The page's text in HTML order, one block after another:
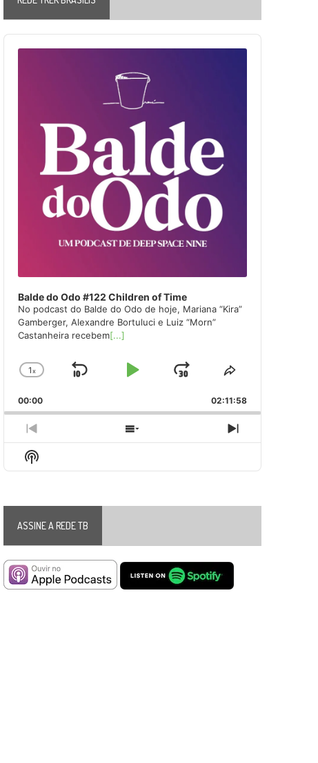
Audio
Player
Balde do Odo #122 Children of Time
No podcast do Balde do Odo de hoje, Mariana “Kira”
Gamberger, Alexandre Bortuluci e Luiz “Morn”
Castanheira recebem[...]
Change
Rate
1x
Skip
Play
Jump
Forward
Share
Episode
00:00 02:11:58
Previous
Episode
Show
Next
Show
Podcast
ASSINE A REDE TB